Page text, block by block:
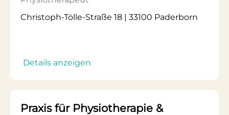
Christoph-Tölle-Straße 18 | 33100 Paderborn
Details anzeigen
Praxis für Physiotherapie &